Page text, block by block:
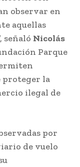
observar en
aquellas
señaló Nicolás
Parque
proteger la
ilegal de
por
de vuelo